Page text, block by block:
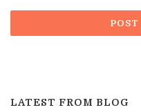
LATEST FROM BLOG